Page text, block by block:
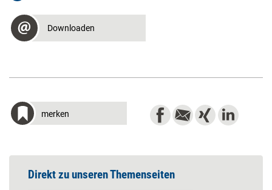
Downloaden
merken
Direkt zu unseren Themenseiten